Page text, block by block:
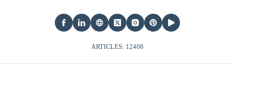
ARTICLES: 12408